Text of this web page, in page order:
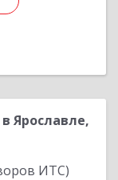
Ярославле,
ИТС)